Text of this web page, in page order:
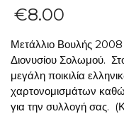
€8.00
Μετάλλιο Βουλής
Διονυσίου Σολωμού.
μεγάλη ποικιλία
χαρτονομισμάτων
για την συλλογή σας.